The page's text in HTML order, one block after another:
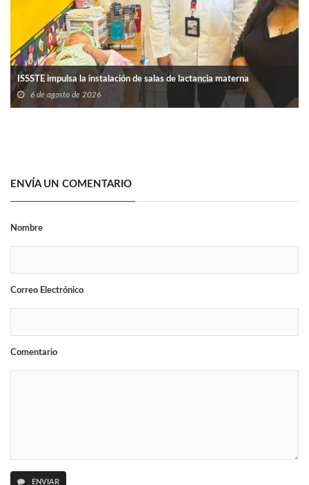
ISSSTE impulsa la instalación de salas de lactancia materna
6 de agosto de 2026
ENVÍA UN COMENTARIO
Nombre
Correo Electrónico
Comentario
ENVIAR